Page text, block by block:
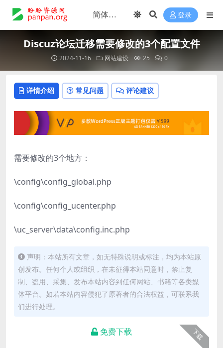
登录
Discuz论坛迁移需要修改的3个配置文件
2024-11-16 网站建设 25 0
详情介绍 常见问题 评论建议
需要修改的3个地方：
\config\config_global.php
\config\config_ucenter.php
\uc_server\data\config.inc.php
声明：本站所有文章，如无特殊说明或标注，均为本站原
创发布。任何个人或组织，在未征得本站同意时，禁止复
制、盗用、采集、发布本站内容到任何网站、书籍等各类媒
体平台。如若本站内容侵犯了原著者的合法权益，可联系我
们进行处理。
下载
免费下载